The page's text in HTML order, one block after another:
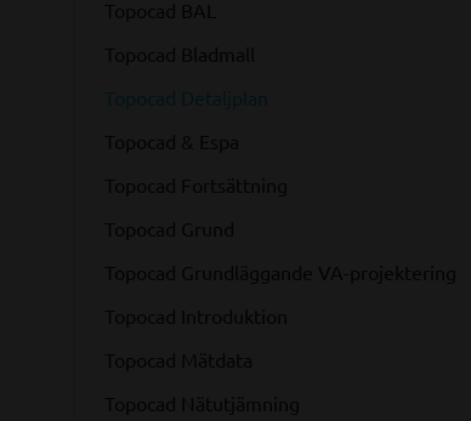
Topocad BAL
Topocad Bladmall
Topocad Detaljplan
Topocad & Espa
Topocad Fortsättning
Topocad Grund
Topocad Grundläggande VA-projektering
Topocad Introduktion
Topocad Mätdata
Topocad Nätutjämning